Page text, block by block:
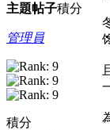
主題帖子積分
管理員
積分